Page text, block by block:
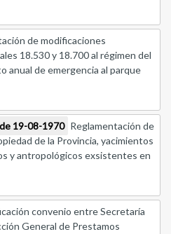
de modificaciones
18.530 y 18.700 al régimen del
anual de emergencia al parque
19-08-1970 Reglamentación de
de la Provincia, yacimientos
y antropológicos exsistentes en
convenio entre Secretaría
General de Prestamos